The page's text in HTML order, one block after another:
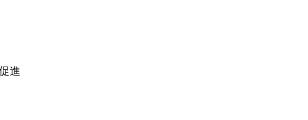
進